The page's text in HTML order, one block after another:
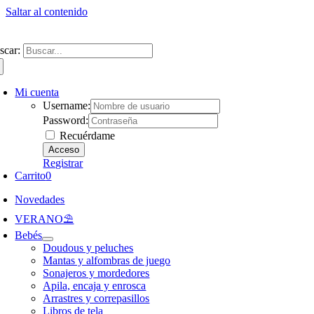
Saltar al contenido
Mi cuenta
Username:
Password:
Recuérdame
Registrar
Carrito0
Novedades
VERANO⛱️​
Bebés
Doudous y peluches
Mantas y alfombras de juego
Sonajeros y mordedores
Apila, encaja y enrosca
Arrastres y correpasillos
Libros de tela